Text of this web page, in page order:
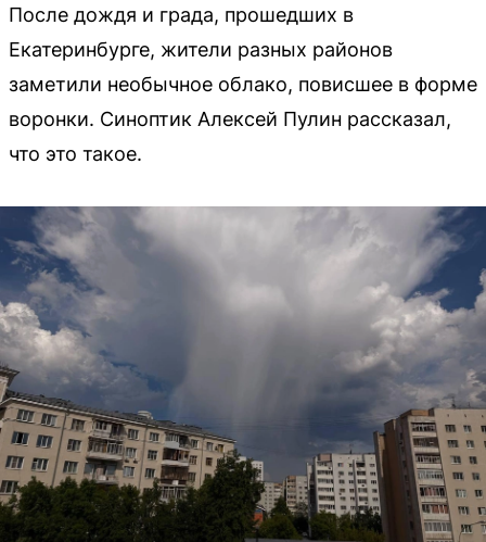
После дождя и града, прошедших в
Екатеринбурге, жители разных районов
заметили необычное облако, повисшее в форме
воронки. Синоптик Алексей Пулин рассказал,
что это такое.